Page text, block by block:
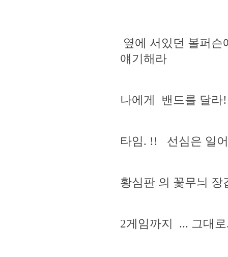
옆에 서있던 볼퍼
얘기해라
나에게 밴드를 달
타임. !! 선심은 일
황심판 의 꽃무늬 장
2게임까지 ... 그대